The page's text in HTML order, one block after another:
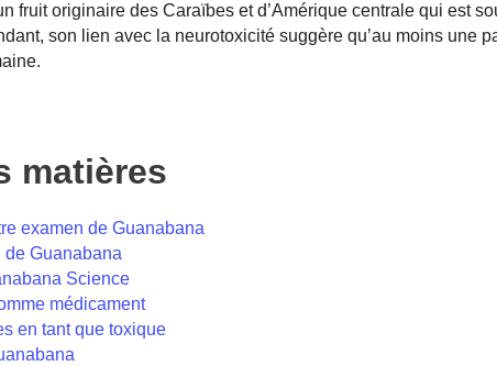
fruit originaire des Caraïbes et d’Amérique centrale qui est
son lien avec la neurotoxicité suggère qu’au moins une
matières
examen de Guanabana
de Guanabana
Science
médicament
en tant que toxique